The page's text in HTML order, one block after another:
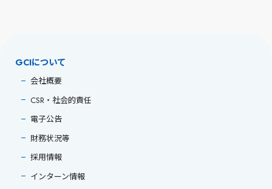
GCIについて
会社概要
CSR・社会的責任
電子公告
財務状況等
採用情報
インターン情報